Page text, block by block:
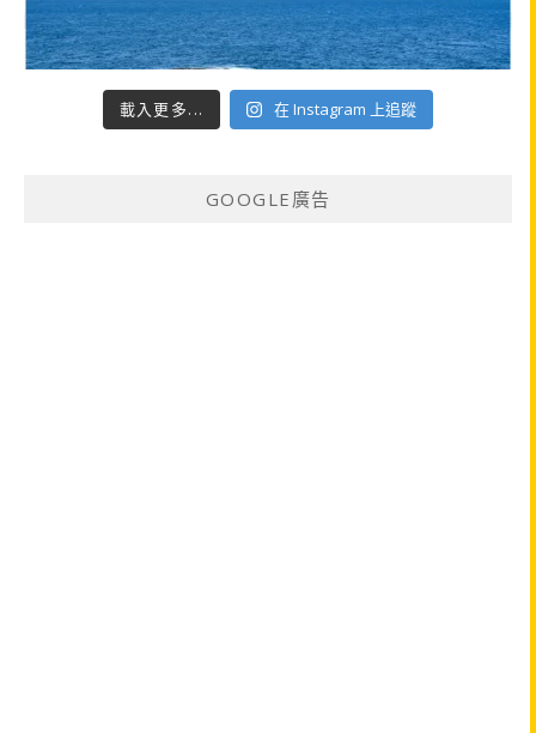
載入更多... 在 Instagram 上追蹤
GOOGLE廣告